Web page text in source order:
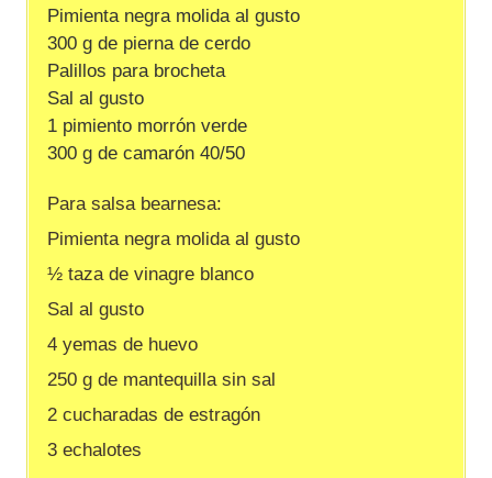
Pimienta negra molida al gusto
300 g de pierna de cerdo
Palillos para brocheta
Sal al gusto
1 pimiento morrón verde
300 g de camarón 40/50
Para salsa bearnesa:
Pimienta negra molida al gusto
½ taza de vinagre blanco
Sal al gusto
4 yemas de huevo
250 g de mantequilla sin sal
2 cucharadas de estragón
3 echalotes